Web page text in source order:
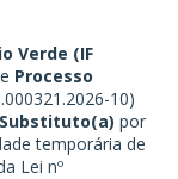
Verde (IF
Processo
10)
por
temporária de
Lei nº